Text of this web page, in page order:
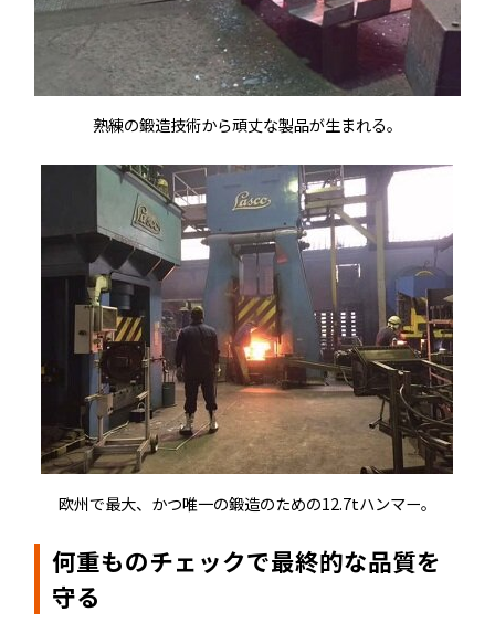
熟練の鍛造技術から頑丈な製品が生まれる。
欧州で最大、かつ唯一の鍛造のための12.7tハンマー。
何重ものチェックで最終的な品質を
守る